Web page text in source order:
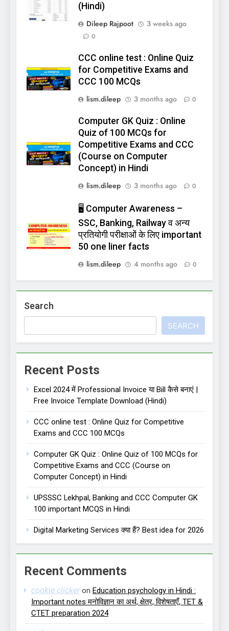
(Hindi)
Dileep Rajpoot
3 weeks ago
0
CCC online test : Online Quiz
for Competitive Exams and
CCC 100 MCQs
lism.dileep
3 months ago 0
Computer GK Quiz : Online
Quiz of 100 MCQs for
Competitive Exams and CCC
(Course on Computer
Concept) in Hindi
lism.dileep
3 months ago 0
🖥️ Computer Awareness –
SSC, Banking, Railway व अन्य
प्रतियोगी परीक्षाओं के लिए important
50 one liner facts
lism.dileep
4 months ago 0
Search
SEARCH
Recent Posts
Excel 2024 में Professional Invoice या Bill कैसे बनाएं |
Free Invoice Template Download (Hindi)
CCC online test : Online Quiz for Competitive
Exams and CCC 100 MCQs
Computer GK Quiz : Online Quiz of 100 MCQs for
Competitive Exams and CCC (Course on
Computer Concept) in Hindi
UPSSSC Lekhpal, Banking and CCC Computer GK
100 important MCQS in Hindi
Digital Marketing Services क्या हैं? Best idea for 2026
Recent Comments
cookie clickeron Education psychology in Hindi :
Important notes मनोविज्ञान का अर्थ, क्षेत्र, विशेषताएँ, TET &
CTET preparation 2024